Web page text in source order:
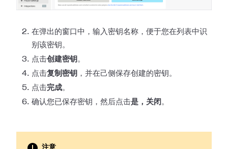
在弹出的窗口中，输入密钥名称，便于您在列表中识
别该密钥。
点击创建密钥 。
点击复制密钥 ，并在己侧保存创建的密钥。
点击完成。
确认您已保存密钥，然后点击是，关闭 。